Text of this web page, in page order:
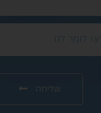
שליחה